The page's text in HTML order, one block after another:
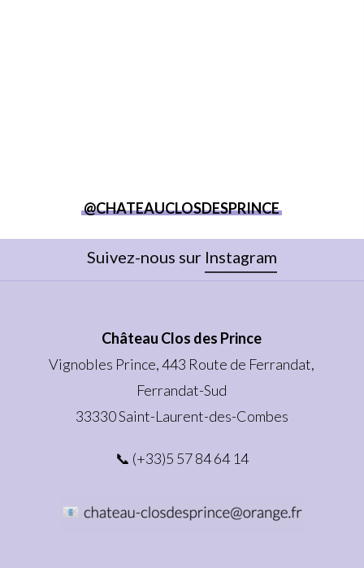
@CHATEAUCLOSDESPRINCE
Suivez-nous sur Instagram
Château Clos des Prince
Vignobles Prince, 443 Route de Ferrandat,
Ferrandat-Sud
33330 Saint-Laurent-des-Combes
📞 (+33)5 57 84 64 14